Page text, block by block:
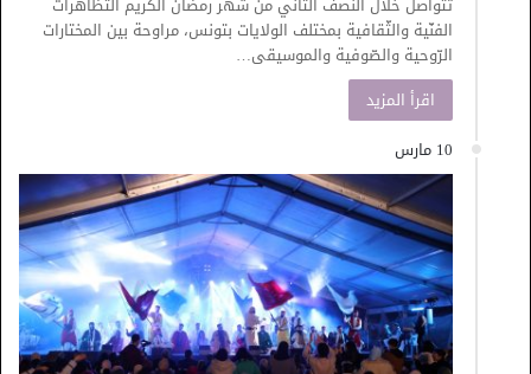
الفنّية والثّقافية بمختلف الولايات بتونس، مراوحة بين المختارات
الرّوحية والصّوفية والموسيقى…
اقرأ المزيد
10 مارس